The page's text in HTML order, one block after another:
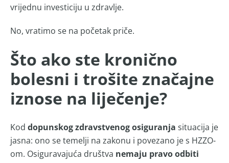
vrijednu investiciju u zdravlje.
No, vratimo se na početak priče.
Što ako ste kronično
bolesni i trošite značajne
iznose na liječenje?
Kod dopunskog zdravstvenog osiguranja situacija je
jasna: ono se temelji na zakonu i povezano je s HZZO-
om. Osiguravajuća društva nemaju pravo odbiti